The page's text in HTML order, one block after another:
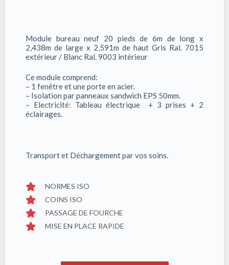
Module bureau neuf 20 pieds de 6m de long x
2,438m de large x 2,591m de haut Gris Ral. 7015
extérieur / Blanc Ral. 9003 intérieur
Ce module comprend:
– 1 fenêtre et une porte en acier.
– Isolation par panneaux sandwich EPS 50mm.
– Electricité: Tableau électrique + 3 prises + 2
éclairages.
Transport et Déchargement par vos soins.
NORMES ISO
COINS ISO
PASSAGE DE FOURCHE
MISE EN PLACE RAPIDE